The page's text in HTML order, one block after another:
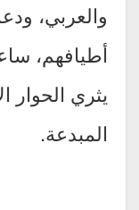
والعربي،
أطيافهم،
يثري الحوار
المبدعة.